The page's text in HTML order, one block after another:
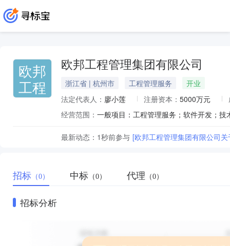
欧邦
工程
欧邦工程管理集团有限公司
浙江省 | 杭州市 工程管理服务
开业
法定代表人： 廖小莲 注册资本： 5000万元
经营范围：
最新动态： 1秒前参与 [欧邦工程管理集团有限公司
招标 （0） 中标 （0） 代理 （0）
招标分析